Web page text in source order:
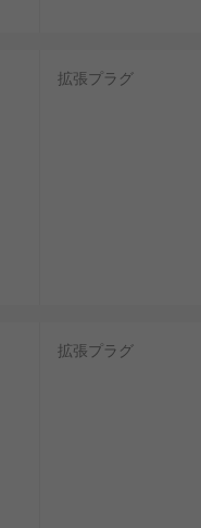
拡張プラグ
拡張プラグ